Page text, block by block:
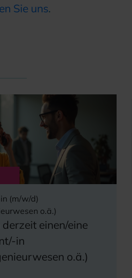
Sie uns.
(m/w/d)
o.ä.)
einen/eine
in
o.ä.)